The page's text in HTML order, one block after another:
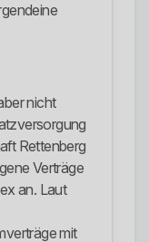
nicht
Rettenberg
Verträge
an. Laut
mit